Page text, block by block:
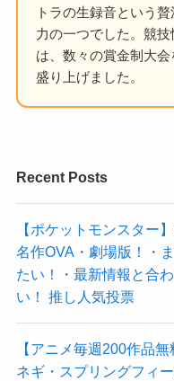
トラの生録音という
力の一つでした。競
は、数々の賞金制大
盛り上げました。
Recent Posts
【ポケットモンスター
名作OVA・劇場版！・
たい！・最新情報と合
い！ 推し人気投票
【アニメ毎週200作品
ネギ・スプリングフィ